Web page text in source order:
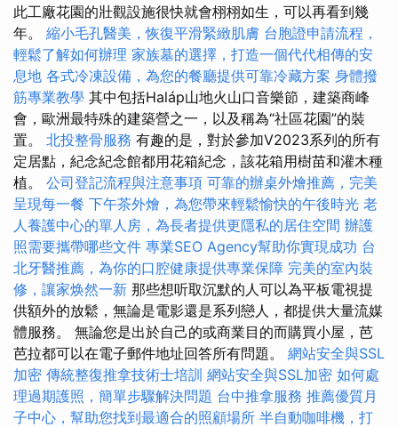
此工廠花園的壯觀設施很快就會栩栩如生，可以再看到幾
年。 縮小毛孔醫美，恢復平滑緊緻肌膚 台胞證申請流程，
輕鬆了解如何辦理 家族墓的選擇，打造一個代代相傳的安
息地 各式冷凍設備，為您的餐廳提供可靠冷藏方案 身體撥
筋專業教學 其中包括Haláp山地火山口音樂節，建築商峰
會，歐洲最特殊的建築營之一，以及稱為“社區花園”的裝
置。 北投整骨服務 有趣的是，對於參加V2023系列的所有
定居點，紀念紀念館都用花箱紀念，該花箱用樹苗和灌木種
植。 公司登記流程與注意事項 可靠的辦桌外燴推薦，完美
呈現每一餐 下午茶外燴，為您帶來輕鬆愉快的午後時光 老
人養護中心的單人房，為長者提供更隱私的居住空間 辦護
照需要攜帶哪些文件 專業SEO Agency幫助你實現成功 台
北牙醫推薦，為你的口腔健康提供專業保障 完美的室內裝
修，讓家焕然一新 那些想听取沉默的人可以為平板電視提
供額外的放鬆，無論是電影還是系列戀人，都提供大量流媒
體服務。 無論您是出於自己的或商業目的而購買小屋，芭
芭拉都可以在電子郵件地址回答所有問題。 網站安全與SSL
加密 傳統整復推拿技術士培訓 網站安全與SSL加密 如何處
理過期護照，簡單步驟解決問題 台中推拿服務 推薦優質月
子中心，幫助您找到最適合的照顧場所 半自動咖啡機，打